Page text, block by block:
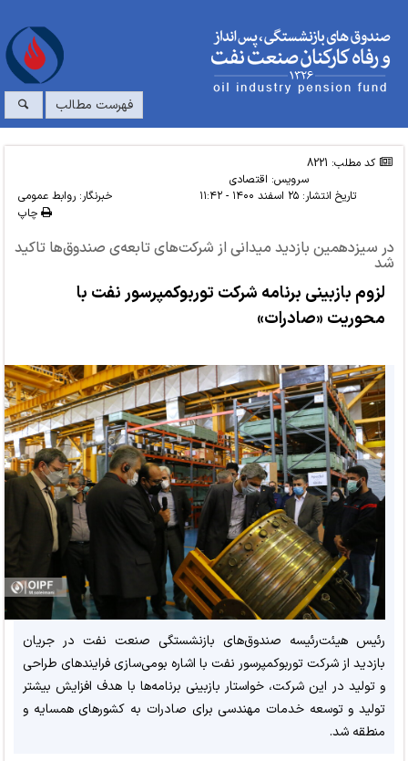
فهرست مطالب
کد مطلب: 8221
سرویس: اقتصادی
تاریخ انتشار: ۲۵ اسفند ۱۴۰۰ - ۱۱:۴۲
خبرنگار: روابط عمومی
چاپ
در سیزدهمین بازدید میدانی از شرکت‌های تابعه‌ی صندوق‌ها تاکید
شد
لزوم بازبینی برنامه شرکت تورﺑﻮﮐﻤﭙﺮﺳﻮر نفت با
محوریت «صادرات»
رئیس هیئت‌رئیسه صندوق‌های بازنشستگی صنعت نفت در جریان
بازدید از شرکت تورﺑﻮﮐﻤﭙﺮﺳﻮر نفت با اشاره بومی‌سازی فرایندهای طراحی
و تولید در این شرکت، خواستار بازبینی برنامه‌ها با هدف افزایش بیشتر
تولید و توسعه خدمات مهندسی برای صادرات به کشورهای همسایه و
منطقه شد.